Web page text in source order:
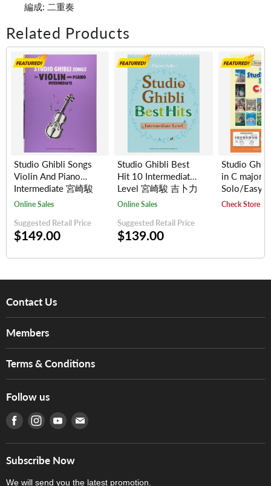
編成: 二重奏
Related Products
Studio Ghibli Songs
Violin And Piano
Intermediate 宮崎駿
吉卜力動畫歌選小提
級)
Online Sales
Suggested Retail Price
$149.00
Studio Ghibli Best
Hit 10 Intermediate
Level 宮崎駿 吉卜力
動畫最佳流行金曲選
Online Sales
Suggested Retail Price
$139.00
Studio
in C major
Solo/Easy
崎駿 吉卜
Check Store
Contact Us
Services
Tom Lee Engineering
Warranty
產品序號查詢
Members
Hong Kong Orchestral Teachers' Circle
Terms & Conditions
Terms of Use
Privacy Policy
門市購買產品及服務
Follow us
Find us on Facebook
Find us on Instagram
Find us on Youtube
Find us on E-mail
Subscribe Now
We will send you the latest promotion.